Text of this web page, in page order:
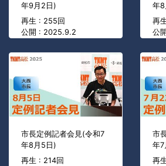
年9月2日)
再生 : 255回
公開 : 2025.9.2
年
再
公
市長定例記者会見(令和7
年8月5日)
再生 : 214回
市
年
再